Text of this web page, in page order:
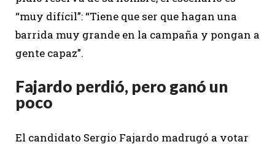
“muy difícil”: “Tiene que ser que hagan una
barrida muy grande en la campaña y pongan a
gente capaz”.
Fajardo perdió, pero ganó un
poco
El candidato Sergio Fajardo madrugó a votar